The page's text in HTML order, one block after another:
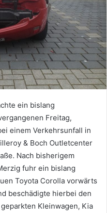
ein bislang
Freitag,
einem Verkehrsunfall in
& Boch Outletcenter
Nach bisherigem
fuhr ein bislang
Toyota Corolla vorwärts
beschädigte hierbei den
Kleinwagen, Kia